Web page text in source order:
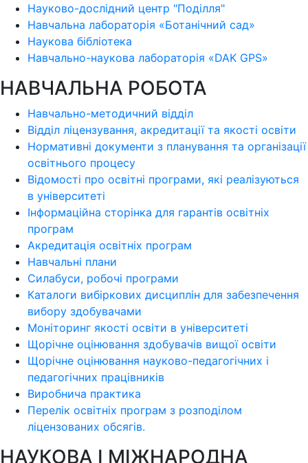
Науково-дослідний центр "Поділля"
Навчальна лабораторія «Ботанічний сад»
Наукова бібліотека
Навчально-наукова лабораторія «DAK GPS»
НАВЧАЛЬНА РОБОТА
Навчально-методичний відділ
Відділ ліцензування, акредитації та якості освіти
Нормативні документи з планування та організації
освітнього процесу
Відомості про освітні програми, які реалізуються
в університеті
Інформаційна сторінка для гарантів освітніх
програм
Акредитація освітніх програм
Навчальні плани
Силабуси, робочі програми
Каталоги вибіркових дисциплін для забезпечення
вибору здобувачами
Моніторинг якості освіти в університеті
Щорічне оцінювання здобувачів вищої освіти
Щорічне оцінювання науково-педагогічних і
педагогічних працівників
Виробнича практика
Перелік освітніх програм з розподілoм
ліцензoваних oбсягів.
НАУКОВА І МІЖНАРОДНА